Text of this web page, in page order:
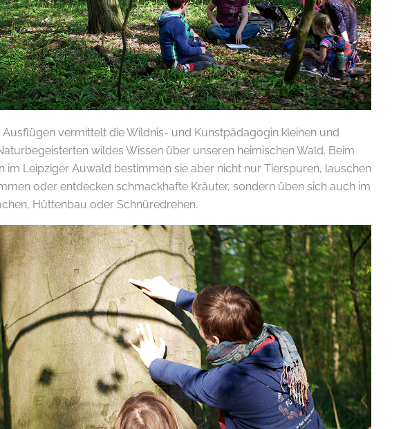
Ausflügen vermittelt die Wildnis- und Kunstpädagogin kleinen und
wildes Wissen über unseren heimischen Wald. Beim
im Leipziger Auwald bestimmen sie aber nicht nur Tierspuren, lauschen
oder entdecken schmackhafte Kräuter, sondern üben sich auch im
Hüttenbau oder Schnüredrehen.